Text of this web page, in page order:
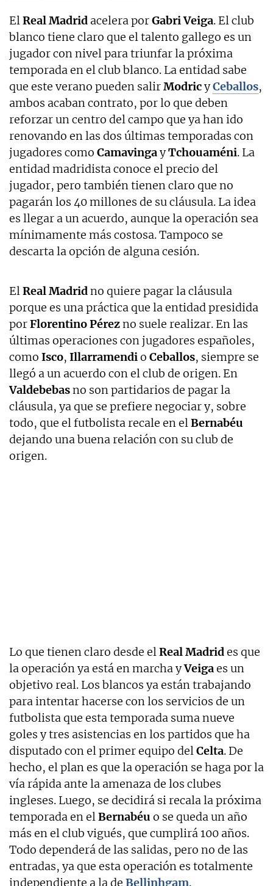
ElReal Madrid acelera porGabri Veiga. El club
blanco tiene claro que el talento gallego es un
jugador con nivel para triunfar la próxima
temporada en el club blanco. La entidad sabe
que este verano pueden salirModricyCeballos,
ambos acaban contrato, por lo que deben
reforzar un centro del campo que ya han ido
renovando en las dos últimas temporadas con
jugadores como CamavingayTchouaméni. La
entidad madridista conoce el precio del
jugador, pero también tienen claro que no
pagarán los 40 millones de su cláusula. La idea
es llegar a un acuerdo, aunque la operación sea
mínimamente más costosa. Tampoco se
descarta la opción de alguna cesión.
ElReal Madridno quiere pagar la cláusula
porque es una práctica que la entidad presidida
porFlorentino Pérezno suele realizar. En las
últimas operaciones con jugadores españoles,
como Isco, Illarramendio Ceballos, siempre se
llegó a un acuerdo con el club de origen. En
Valdebebasno son partidarios de pagar la
cláusula, ya que se prefiere negociar y, sobre
todo, que el futbolista recale en elBernabéu
dejando una buena relación con su club de
origen.
Lo que tienen claro desde elReal Madrides que
la operación ya está en marcha yVeigaes un
objetivo real. Los blancos ya están trabajando
para intentar hacerse con los servicios de un
futbolista que esta temporada suma nueve
goles y tres asistencias en los partidos que ha
disputado con el primer equipo delCelta. De
hecho, el plan es que la operación se haga por la
vía rápida ante la amenaza de los clubes
ingleses. Luego, se decidirá si recala la próxima
temporada en elBernabéu o se queda un año
más en el club vigués, que cumplirá 100 años.
Todo dependerá de las salidas, pero no de las
entradas, ya que esta operación es totalmente
independiente a la de Bellinhgam.